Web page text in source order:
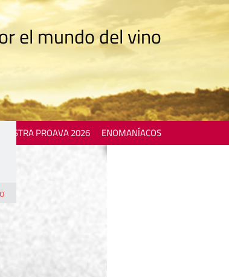
el mundo del vino
MOSTRA PROAVA 2026 ENOMANÍACOS